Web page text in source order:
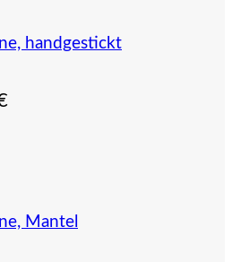
handgestickt
Mantel